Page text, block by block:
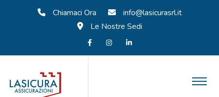
Chiamaci Ora
info@lasicurasrl.it
Le Nostre Sedi